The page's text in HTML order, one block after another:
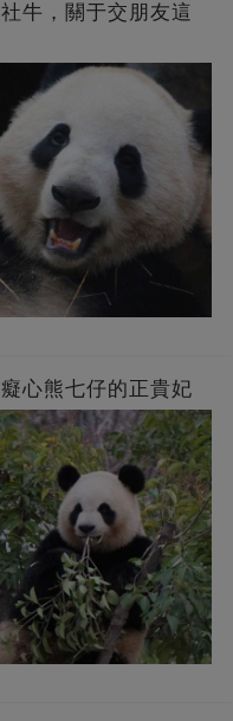
牛，關于交朋友這
心熊七仔的正貴妃